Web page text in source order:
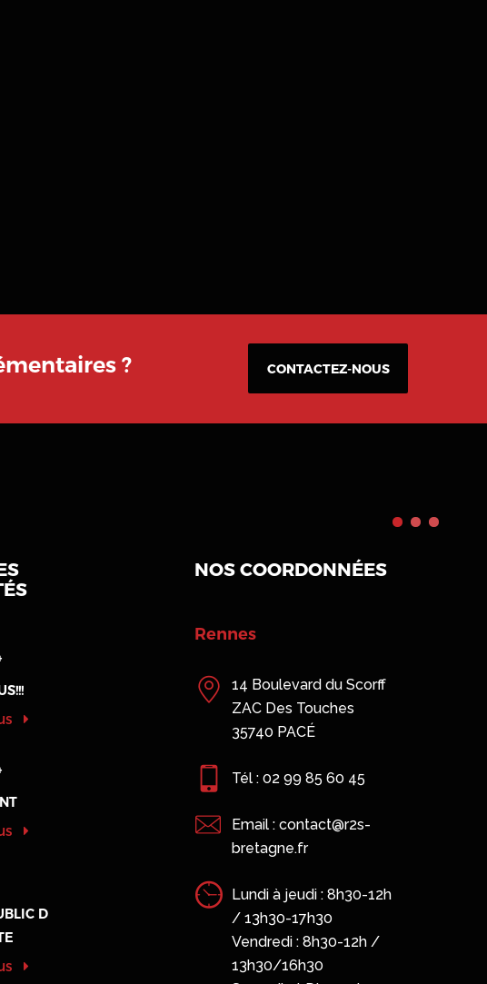
? CONTACTEZ-NOUS
D
NOS COORDONNÉES
Rennes
14 Boulevard du Scorff
ZAC Des Touches
35740 PACÉ
Tél : 02 99 85 60 45
Email : contact@r2s-
bretagne.fr
Lundi à jeudi : 8h30-12h
/ 13h30-17h30
Vendredi : 8h30-12h /
13h30/16h30